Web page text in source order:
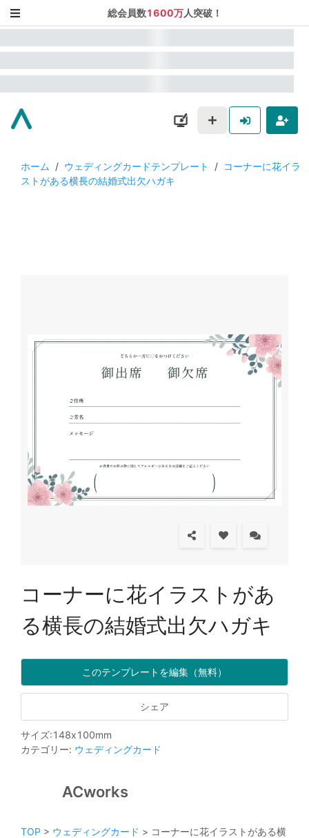
総会員数1600万人突破！
ホーム / ウェディングカードテンプレート / コーナーに花イラ
ストがある横長の結婚式出欠ハガキ
コーナーに花イラストがあ
る横長の結婚式出欠ハガキ
このテンプレートを編集（無料）
シェア
サイズ:148x100mm
カテゴリー: ウェディングカード
ACworks
TOP > ウェディングカード > コーナーに花イラストがある横